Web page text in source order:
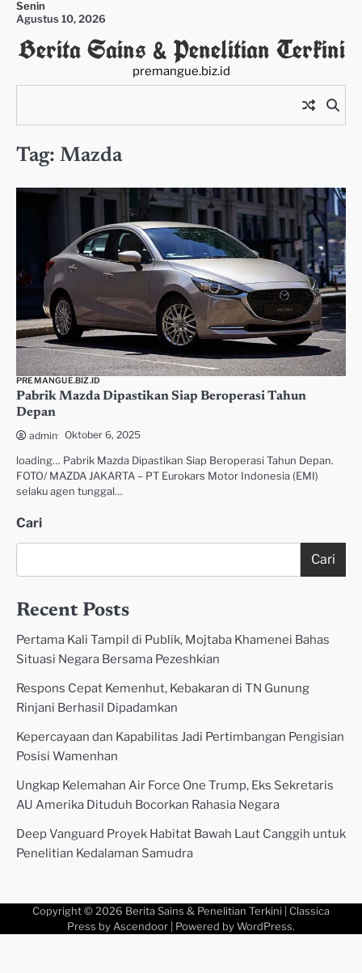
Skip
content
Senin
Agustus 10, 2026
Berita Sains & Penelitian Terkini
premangue.biz.id
Tag: Mazda
PREMANGUE.BIZ.ID
Pabrik Mazda Dipastikan Siap Beroperasi Tahun
Depan
admin Oktober 6, 2025
loading… Pabrik Mazda Dipastikan Siap Beroperasi Tahun Depan.
FOTO/ MAZDA JAKARTA – PT Eurokars Motor Indonesia (EMI)
selaku agen tunggal…
Cari
Cari
Recent Posts
Pertama Kali Tampil di Publik, Mojtaba Khamenei Bahas
Situasi Negara Bersama Pezeshkian
Respons Cepat Kemenhut, Kebakaran di TN Gunung
Rinjani Berhasil Dipadamkan
Kepercayaan dan Kapabilitas Jadi Pertimbangan Pengisian
Posisi Wamenhan
Ungkap Kelemahan Air Force One Trump, Eks Sekretaris
AU Amerika Dituduh Bocorkan Rahasia Negara
Deep Vanguard Proyek Habitat Bawah Laut Canggih untuk
Penelitian Kedalaman Samudra
Copyright © 2026 Berita Sains & Penelitian Terkini | Classica
Press by Ascendoor | Powered by WordPress.